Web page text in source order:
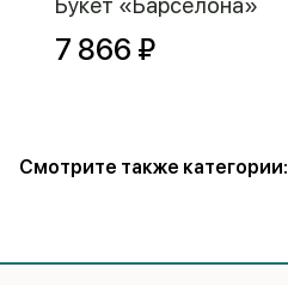
7 866 ₽
Смотрите также категории: